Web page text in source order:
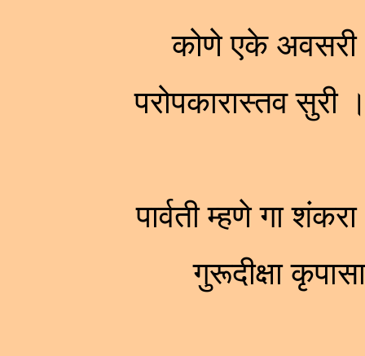
कोणे एके अवसरी
परोपकारास्तव
पार्वती म्हणे गा
गुरूदीक्षा